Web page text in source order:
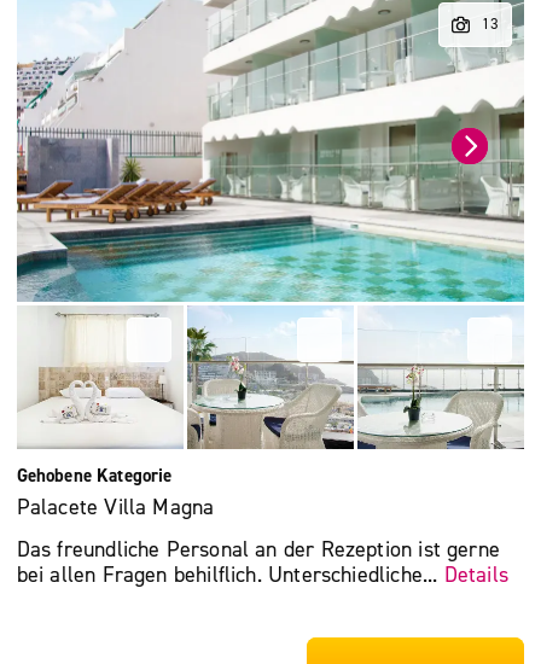
Gehobene Kategorie
Palacete Villa Magna
Das freundliche Personal an der Rezeption ist gerne
bei allen Fragen behilflich. Unterschiedliche... Details